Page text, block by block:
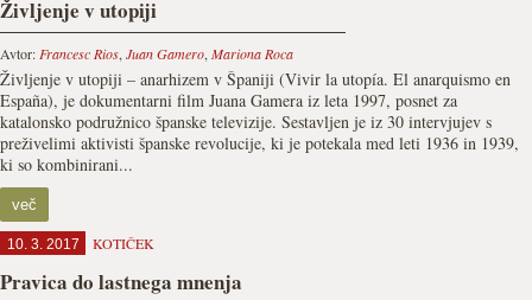
Življenje v utopiji
Avtor: Francesc Rios, Juan Gamero, Mariona Roca
Življenje v utopiji – anarhizem v Španiji (Vivir la utopía. El anarquismo en
España), je dokumentarni film Juana Gamera iz leta 1997, posnet za
katalonsko podružnico španske televizije. Sestavljen je iz 30 intervjujev s
preživelimi aktivisti španske revolucije, ki je potekala med leti 1936 in 1939,
ki so kombinirani...
več
10. 3. 2017 KOTIČEK
Pravica do lastnega mnenja